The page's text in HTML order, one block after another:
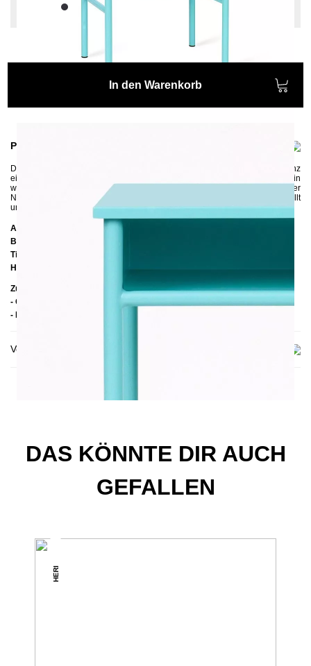
Schwarz
In den Warenkorb
Produktinformationen
Der komplett aus Stahl gefertigte
versprüht einen ganz
eigenen Charme im Retro-Look. Der pulverbeschichtete Nachttisch
ist ein
wahres Schmuckstück in jedem Kinderzimmer oder Schlafzimmer. Der
Nachttisch wird genauso wie alle unseren Möbel in Handarbeit hergestellt
und wurde passend zu unseren Metallbetten im Retro-Stil designt.
Abmessungen
Breite:
Tiefe:
Höhe:
Zusätzliche Informationen
- Gestell: Pulverbeschichteter Stahl
- Handmade
Versand & Lieferung
DAS KÖNNTE DIR AUCH
GEFALLEN
HERI